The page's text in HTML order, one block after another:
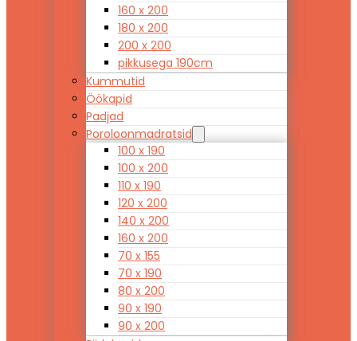
160 x 200
180 x 200
200 x 200
pikkusega 190cm
Kummutid
Öökapid
Padjad
Poroloonmadratsid
100 x 190
100 x 200
110 x 190
120 x 200
140 x 200
160 x 200
70 x 155
70 x 190
80 x 200
90 x 190
90 x 200